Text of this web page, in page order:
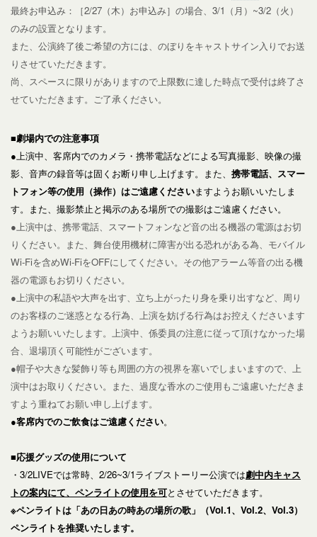
最終お申込み：［2/27（木）お申込み］の場合、3/1（月）~3/2（火）
のみの設置となります。
また、公演終了後ご希望の方には、のぼりをキャストサイン入りでお送
りさせていただきます。
尚、スペースに限りがありますので上限数に達した時点で受付は終了さ
せていただきます。ご了承ください。
■劇場内での注意事項
●上演中、客席内でのカメラ・携帯電話などによる写真撮影、映像の撮
影、音声の録音等は固くお断り申し上げます。また、 携帯電話、スマー
トフォン等の使用（操作）はご遠慮くださいますようお願いいたしま
す。また、撮影禁止と掲示のある場所での撮影はご遠慮ください。
●上演中は、携帯電話、スマートフォンなど音の出る機器の電源はお切
りください。また、舞台使用機材に障害が出る恐れがある為、モバイル
Wi-Fiを含めWi-FiをOFFにしてください。その他アラーム等音の出る機
器の電源もお切りください。
●上演中の私語や大声を出す、立ち上がったり身を乗り出すなど、周り
のお客様のご迷惑となる行為、上演を妨げる行為はお控えくださいます
ようお願いいたします。
上演中、係委員の注意に従って頂けなかった場
合、退場頂く可能性がございます。
●帽子や大きな髪飾り等も周囲の方の視界を塞いでしまいますので、上
演中はお取りください。また、過度な香水のご使用もご遠慮いただきま
すよう重ねてお願い申し上げます。
●客席内でのご飲食はご遠慮ください。
■応援グッズの使用について
・3/2LIVEでは常時、2/26~3/1ライブストーリー公演では劇中内キャス
トの案内にて、 ペンライトの使用を可とさせていただきます。
※ペンライトは「あの日あの時あの場所の歌」（Vol.1、Vol.2、Vol.3）
ペンライトを推奨いたします。